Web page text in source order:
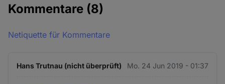
Kommentare (8)
Netiquette für Kommentare
Hans Trutnau (nicht überprüft) Mo. 24 Jun 2019 - 01:37